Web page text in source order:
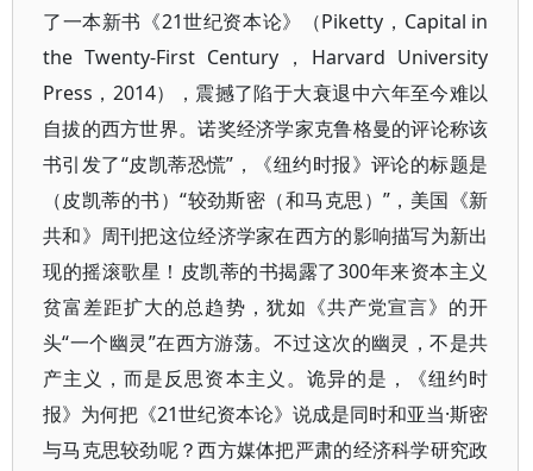
了一本新书《21世纪资本论》（Piketty，Capital in
the Twenty-First Century，Harvard University
Press，2014），震撼了陷于大衰退中六年至今难以
自拔的西方世界。诺奖经济学家克鲁格曼的评论称该
书引发了“皮凯蒂恐慌”，《纽约时报》评论的标题是
（皮凯蒂的书）“较劲斯密（和马克思）”，美国《新
共和》周刊把这位经济学家在西方的影响描写为新出
现的摇滚歌星！皮凯蒂的书揭露了300年来资本主义
贫富差距扩大的总趋势，犹如《共产党宣言》的开
头“一个幽灵”在西方游荡。不过这次的幽灵，不是共
产主义，而是反思资本主义。诡异的是，《纽约时
报》为何把《21世纪资本论》说成是同时和亚当·斯密
与马克思较劲呢？西方媒体把严肃的经济科学研究政